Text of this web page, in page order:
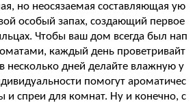
но неосязаемая составляющая ую
особый запах, создающий первое
Чтобы ваш дом всегда был нап
каждый день проветривайт
несколько дней делайте влажную у
помогут ароматичес
и спреи для комнат. Ну и конечно, с